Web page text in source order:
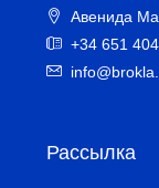
Авенида
+34 651
Рассылка